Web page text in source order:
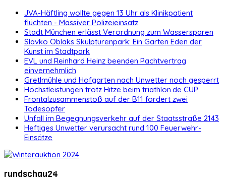
JVA-Häftling wollte gegen 13 Uhr als Klinikpatient
flüchten - Massiver Polizeieinsatz
Stadt München erlässt Verordnung zum Wassersparen
Slavko Oblaks Skulpturenpark: Ein Garten Eden der
Kunst im Stadtpark
EVL und Reinhard Heinz beenden Pachtvertrag
einvernehmlich
Gretlmühle und Hofgarten nach Unwetter noch gesperrt
Höchstleistungen trotz Hitze beim triathlon.de CUP
Frontalzusammenstoß auf der B11 fordert zwei
Todesopfer
Unfall im Begegnungsverkehr auf der Staatsstraße 2143
Heftiges Unwetter verursacht rund 100 Feuerwehr-
Einsätze
rundschau24